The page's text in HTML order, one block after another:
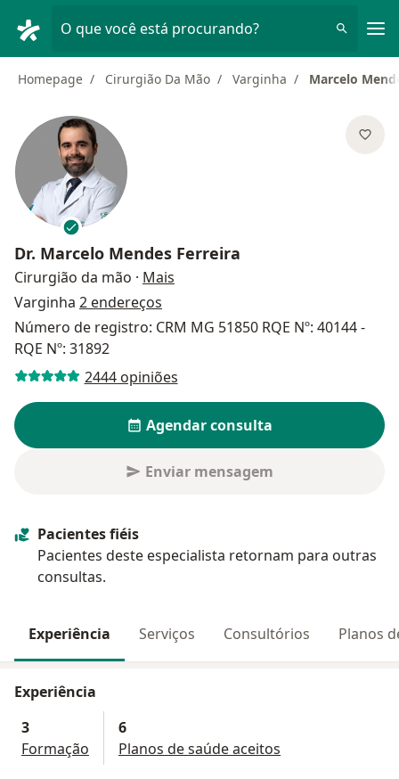
O que você está procurando?
Homepage Cirurgião Da Mão Varginha Marcelo
Dr. Marcelo Mendes Ferreira
Cirurgião da mão · Mais
Varginha 2 endereços
Número de registro: CRM MG 51850 RQE Nº: 40144 -
RQE Nº: 31892
2444 opiniões
Agendar consulta
Enviar mensagem
Pacientes fiéis
Pacientes deste especialista retornam para outras
consultas.
Experiência Serviços Consultórios Planos
Experiência
3
Formação
6
Planos de saúde aceitos